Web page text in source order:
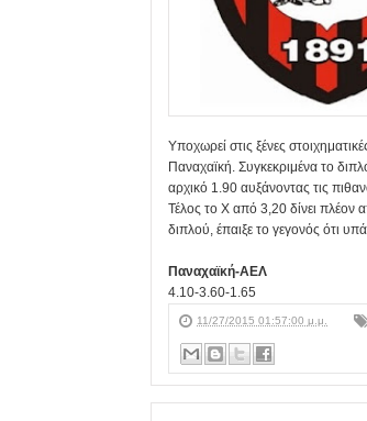
Υποχωρεί στις ξένες
Παναχαϊκή. Συγκεκριμένα το
αρχικό 1.90 αυξάνοντας τις
Τέλος το Χ από 3,20 δίνει πλέον
διπλού, έπαιξε το γεγονός ότι
Παναχαϊκή-ΑΕΛ
4.10-3.60-1.65
11/27/2015 01:57:00 μ.μ.